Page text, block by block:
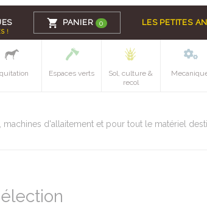
!
PANIER 0 LES PETITES
Espaces verts
Sol, culture &
recol
d'allaitement et pour tout le matériel